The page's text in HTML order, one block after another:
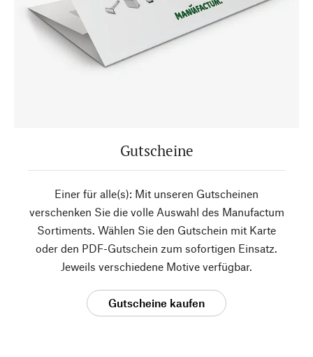
Gutscheine
Einer für alle(s): Mit unseren Gutscheinen
verschenken Sie die volle Auswahl des Manufactum
Sortiments. Wählen Sie den Gutschein mit Karte
oder den PDF-Gutschein zum sofortigen Einsatz.
Jeweils verschiedene Motive verfügbar.
Gutscheine kaufen